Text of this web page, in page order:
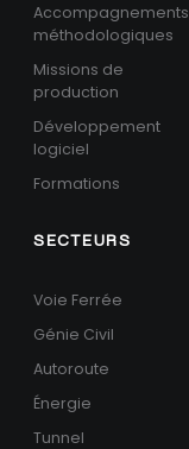
Accompagnements
méthodologiques
Missions de
production
Développement
logiciel
Formations
SECTEURS
Voie Ferrée
Génie Civil
Autoroute
Énergie
Tunnel